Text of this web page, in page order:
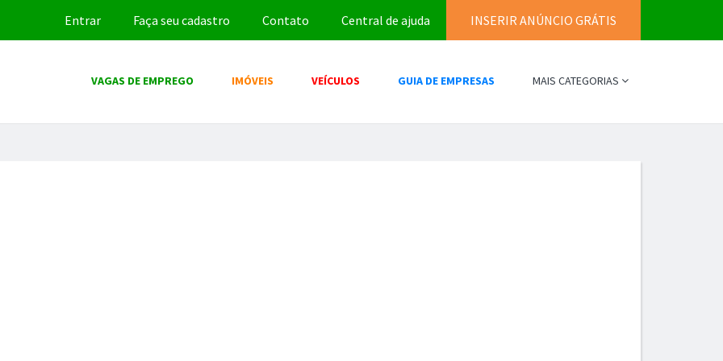
Entrar Faça seu cadastro Contato Central de ajuda INSERIR ANÚNCIO GRÁTIS
VAGAS DE EMPREGO IMÓVEIS VEÍCULOS GUIA DE EMPRESAS MAIS CATEGORIAS